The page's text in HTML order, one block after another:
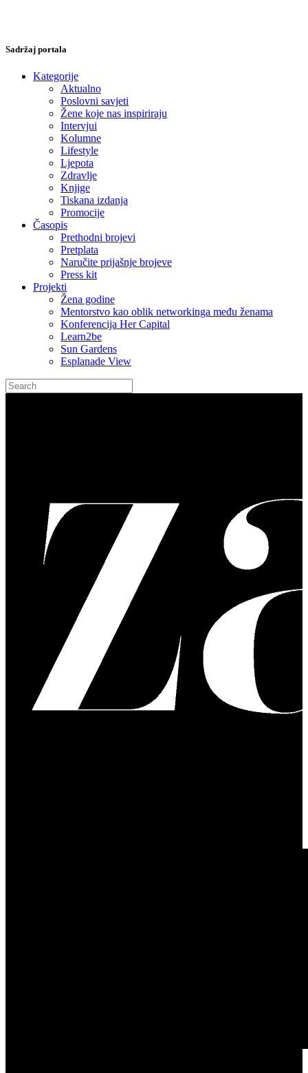
Sadržaj portala
Kategorije
Aktualno
Poslovni savjeti
Žene koje nas inspiriraju
Intervjui
Kolumne
Lifestyle
Ljepota
Zdravlje
Knjige
Tiskana izdanja
Promocije
Časopis
Prethodni brojevi
Pretplata
Naručite prijašnje brojeve
Press kit
Projekti
Žena godine
Mentorstvo kao oblik networkinga među ženama
Konferencija Her Capital
Learn2be
Sun Gardens
Esplanade View